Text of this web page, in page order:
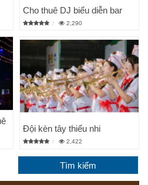
Cho thuê DJ biểu diễn bar
2,290
Đội kèn tây thiếu nhi
2,422